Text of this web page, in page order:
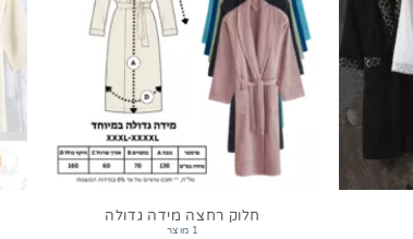
חלוק רחצה מידה גדולה
1 מוצר